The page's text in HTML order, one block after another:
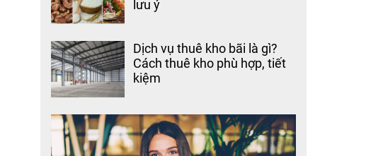
lưu ý
Dịch vụ thuê kho bãi là gì?
Cách thuê kho phù hợp, tiết
kiệm